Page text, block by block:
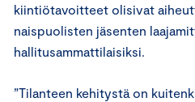
kiintiötavoitteet olisivat
naispuolisten jäsenten
hallitusammattilaisiksi.
”Tilanteen kehitystä on